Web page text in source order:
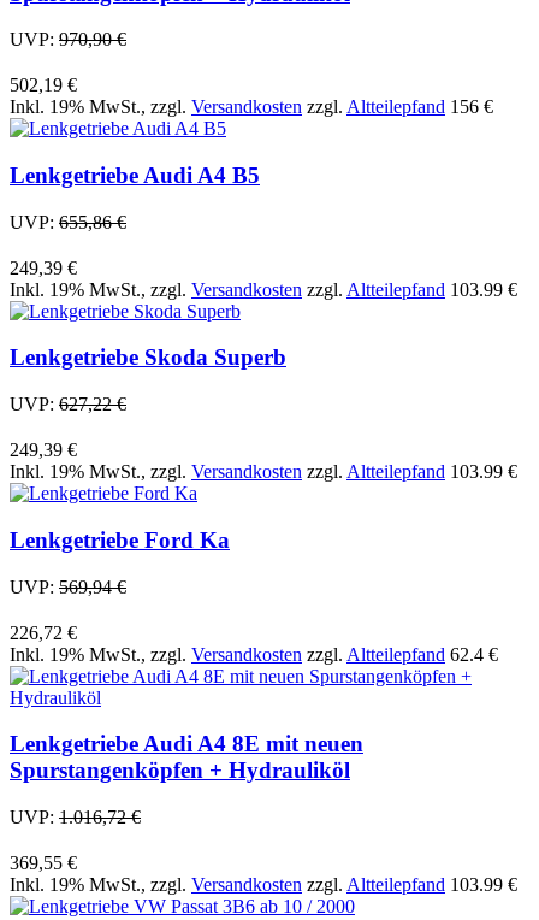
UVP: 970,90 €
502,19 €
Inkl. 19% MwSt., zzgl. Versandkosten zzgl. Altteilepfand 156 €
Lenkgetriebe Audi A4 B5
UVP: 655,86 €
249,39 €
Inkl. 19% MwSt., zzgl. Versandkosten zzgl. Altteilepfand 103.99 €
Lenkgetriebe Skoda Superb
UVP: 627,22 €
249,39 €
Inkl. 19% MwSt., zzgl. Versandkosten zzgl. Altteilepfand 103.99 €
Lenkgetriebe Ford Ka
UVP: 569,94 €
226,72 €
Inkl. 19% MwSt., zzgl. Versandkosten zzgl. Altteilepfand 62.4 €
Lenkgetriebe Audi A4 8E mit neuen
Spurstangenköpfen + Hydrauliköl
UVP: 1.016,72 €
369,55 €
Inkl. 19% MwSt., zzgl. Versandkosten zzgl. Altteilepfand 103.99 €